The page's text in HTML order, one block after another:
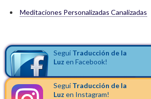
Meditaciones Personalizadas Canalizadas
Seguí Traducción de la
Luz en Facebook!
SeguíTraducción de la
Luz en Instagram!